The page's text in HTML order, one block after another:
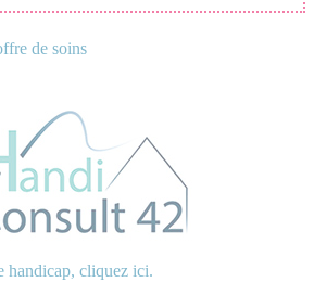
de soins
handicap, cliquez ici.